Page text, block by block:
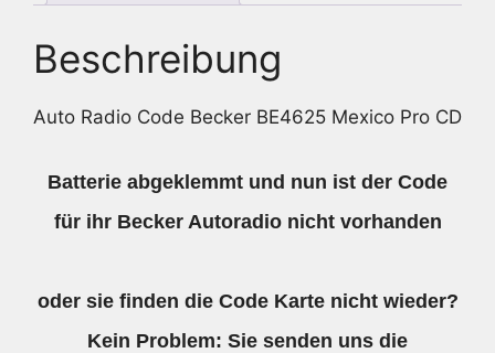
Beschreibung
Auto Radio Code Becker BE4625 Mexico Pro CD
Batterie abgeklemmt und nun ist der Code
für ihr Becker Autoradio nicht vorhanden
oder sie finden die Code Karte nicht wieder?
Kein Problem: Sie senden uns die